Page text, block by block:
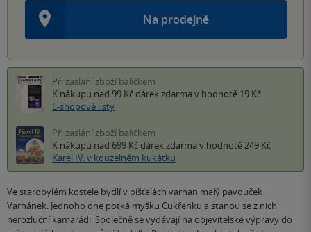
Na prodejně
Při zaslání zboží balíčkem
K nákupu nad 99 Kč dárek zdarma v hodnotě 19 Kč
E-shopové listy
Při zaslání zboží balíčkem
K nákupu nad 699 Kč dárek zdarma v hodnotě 249 Kč
Karel IV. v kouzelném kukátku
Ve starobylém kostele bydlí v píšťalách varhan malý pavouček
Varhánek. Jednoho dne potká myšku Cukřenku a stanou se z nich
nerozluční kamarádi. Společně se vydávají na objevitelské výpravy do